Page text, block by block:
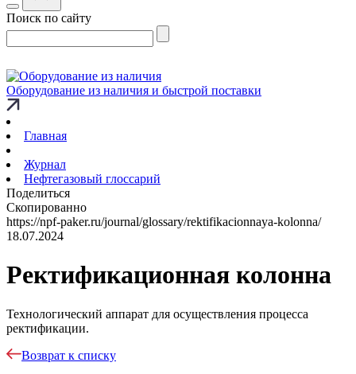
Поиск по сайту
Оборудование из наличия и быстрой поставки
Главная
Журнал
Нефтегазовый глоссарий
Поделиться
Скопированно
https://npf-paker.ru/journal/glossary/rektifikacionnaya-kolonna/
18.07.2024
Ректификационная колонна
Технологический аппарат для осуществления процесса
ректификации.
Возврат к списку